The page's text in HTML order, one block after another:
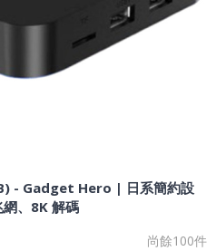
- Gadget Hero | 日系簡約設
、8K 解碼
尚餘100件